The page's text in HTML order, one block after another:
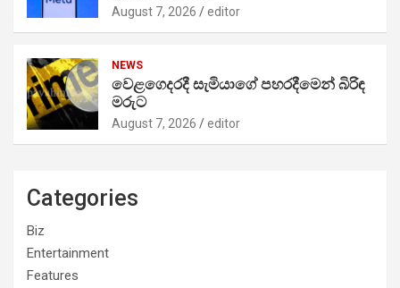
August 7, 2026 editor
NEWS
වෙළගෙදරදී සැමියාගේ පහරදීමෙන් බිරිඳ
මරුට
August 7, 2026 editor
Categories
Biz
Entertainment
Features